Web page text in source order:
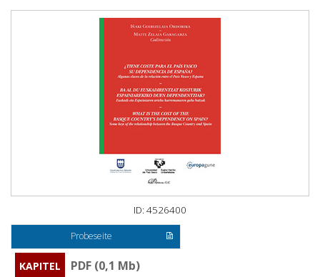
ID: 4526400
Probeseite
KAPITEL
PDF (0,1 Mb)